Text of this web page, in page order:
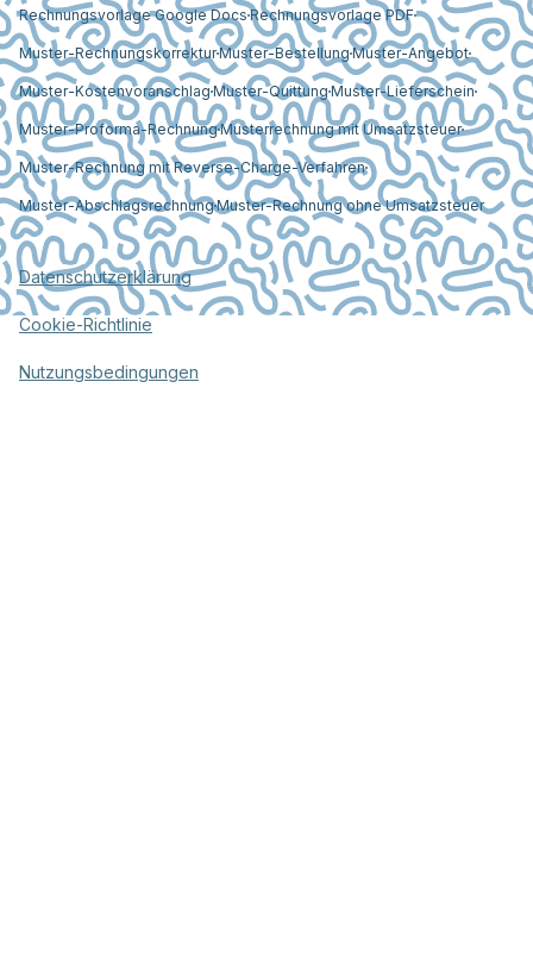
Rechnungsvorlage Google Docs Rechnungsvorlage PDF
Muster-RechnungskorrekturMuster-Bestellung Muster-Angebot
Muster-Kostenvoranschlag Muster-Quittung Muster-Lieferschein
Muster-Proforma-RechnungMusterrechnung mit Umsatzsteuer
Muster-Rechnung mit Reverse-Charge-Verfahren
Muster-AbschlagsrechnungMuster-Rechnung ohne Umsatzsteuer
Datenschutzerklärung
Cookie-Richtlinie
Nutzungsbedingungen